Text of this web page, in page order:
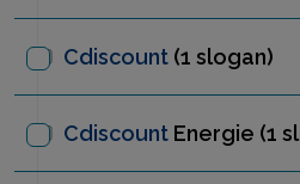
Cdiscount (1 slogan)
Cdiscount Energie (1